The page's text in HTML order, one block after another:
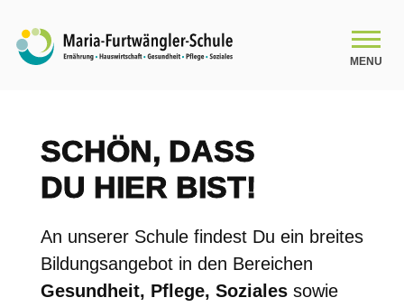
SCHULLEBEN
BILDUNGSANGEBOT
KOOPERATIONEN
MENU
SCHÖN, DASS
DU HIER BIST!
An unserer Schule findest Du ein breites
Bildungsangebot in den Bereichen
Gesundheit, Pflege, Sozialessowie